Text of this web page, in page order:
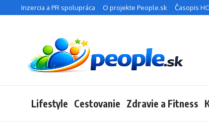
Preskočiť na obsah
Inzercia a PR spolupráca O projekte People.sk Časopis
Lifestyle Cestovanie Zdravie a Fitness